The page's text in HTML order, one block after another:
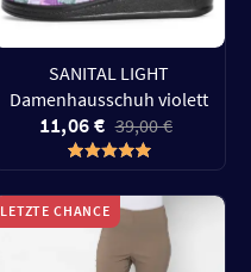
SANITAL LIGHT
Damenhausschuh violett
11,06 € 39,00 €
LETZTE CHANCE